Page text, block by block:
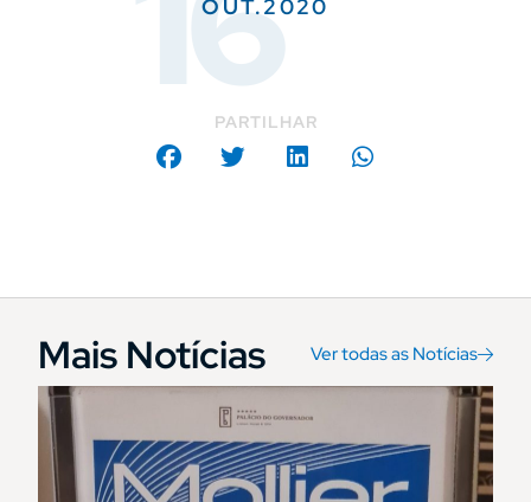
OUT.2020
PARTILHAR
Mais Notícias Ver todas as Notícias